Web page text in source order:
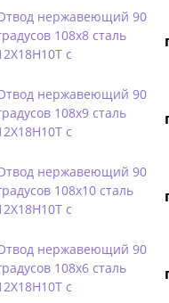
нержавеющий 90
108х8 сталь
с
нержавеющий 90
108х9 сталь
с
нержавеющий 90
108х10 сталь
с
нержавеющий 90
108х6 сталь
с